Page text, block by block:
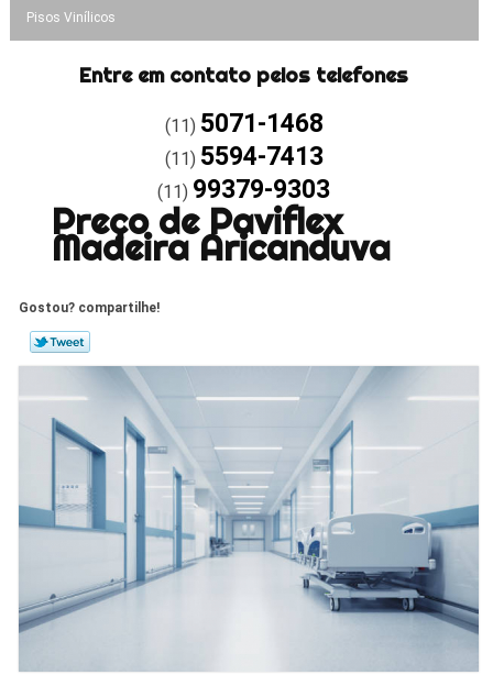
Pisos Vinílicos
Entre em contato pelos telefones
(11) 5071-1468
(11) 5594-7413
(11) 99379-9303
Preço de Paviflex
Madeira Aricanduva
Gostou? compartilhe!